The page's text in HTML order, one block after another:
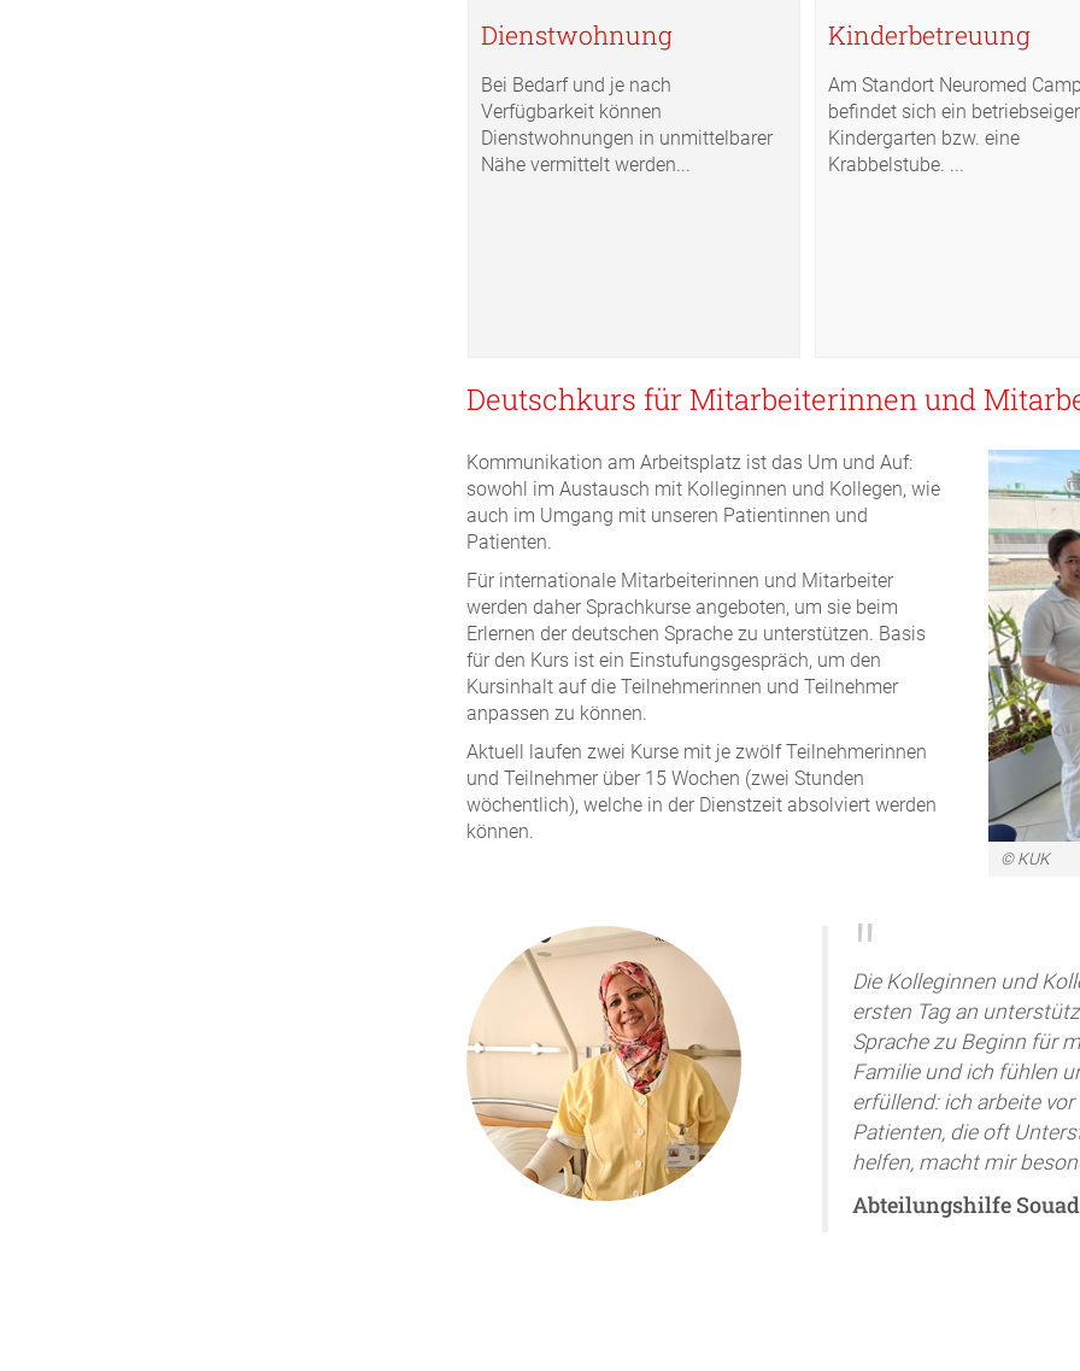
Dienstwohnung
Bei Bedarf und je nach
Verfügbarkeit können
Dienstwohnungen in unmittelbarer
Nähe vermittelt werden...
Kinderbetreuung
Am Standort Neuromed
befindet sich ein
Kindergarten bzw. eine
Krabbelstube. ...
Deutschkurs für Mitarbeiterinnen und
© KUK
Kommunikation am Arbeitsplatz ist das Um und Auf:
sowohl im Austausch mit Kolleginnen und Kollegen, wie
auch im Umgang mit unseren Patientinnen und
Patienten.
Für internationale Mitarbeiterinnen und Mitarbeiter
werden daher Sprachkurse angeboten, um sie beim
Erlernen der deutschen Sprache zu unterstützen. Basis
für den Kurs ist ein Einstufungsgespräch, um den
Kursinhalt auf die Teilnehmerinnen und Teilnehmer
anpassen zu können.
Aktuell laufen zwei Kurse mit je zwölf Teilnehmerinnen
und Teilnehmer über 15 Wochen (zwei Stunden
wöchentlich), welche in der Dienstzeit absolviert werden
können.
Die Kolleginnen und
ersten Tag an
Sprache zu Beginn für
Familie und ich fühlen
erfüllend: ich arbeite
Patienten, die oft
helfen, macht mir
Abteilungshilfe